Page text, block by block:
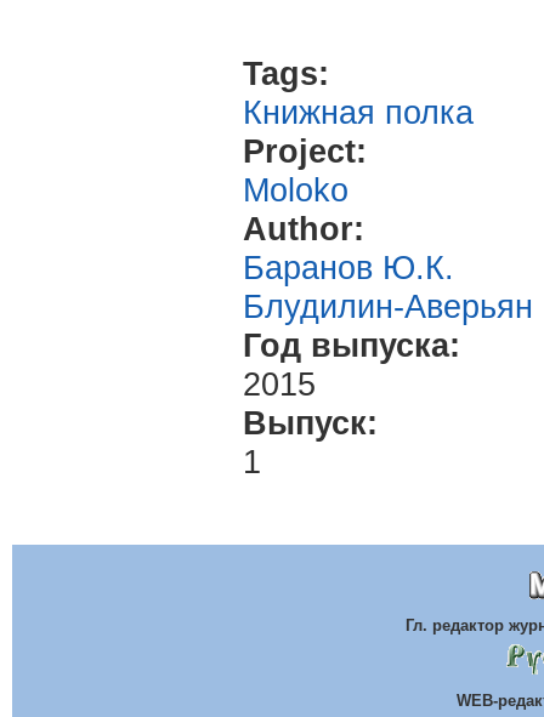
Tags:
Книжная полка
Project:
Moloko
Author:
Баранов Ю.К.
Блудилин-
Год выпуска:
2015
Выпуск:
1
Гл. редактор
WEB-